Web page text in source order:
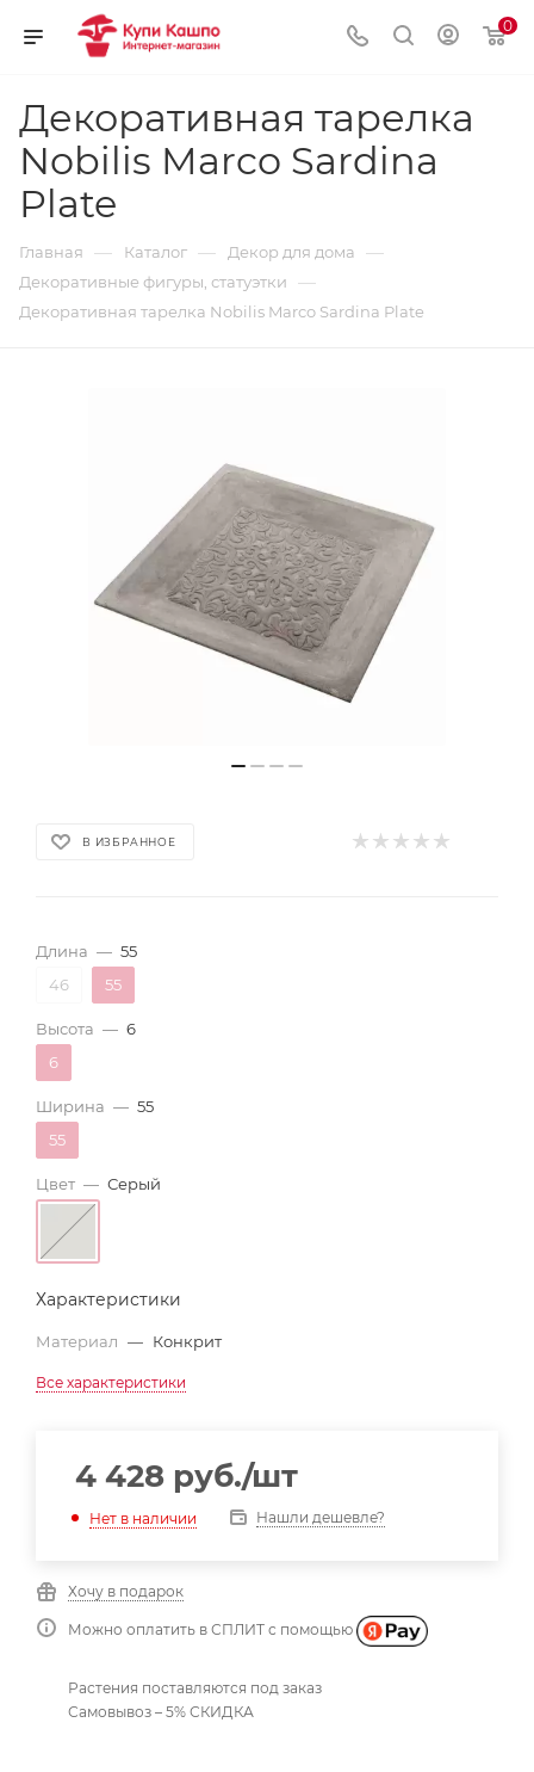
0
Декоративная тарелка
Nobilis Marco Sardina
Plate
Главная — Каталог — Декор для дома —
Декоративные фигуры, статуэтки —
Декоративная тарелка Nobilis Marco Sardina Plate
В ИЗБРАННОЕ
Длина — 55
46
55
Высота — 6
6
Ширина — 55
55
Цвет — Серый
Характеристики
Материал — Конкрит
Все характеристики
4 428 руб./шт
Нет в наличии Нашли дешевле?
Хочу в подарок
Можно оплатить в СПЛИТ с помощью
Растения поставляются под заказ
Самовывоз – 5% СКИДКА